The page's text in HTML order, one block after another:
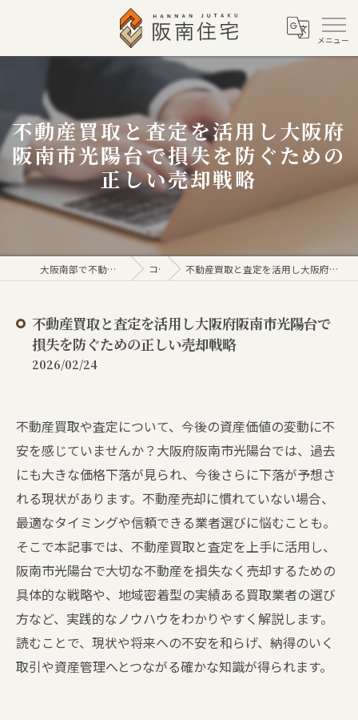
不動産買取と査定を活用し大阪府
阪南市光陽台で損失を防ぐための
正しい売却戦略
大阪南部で不動産売買なら株式会社阪南住宅 コラム 不動産買取と査定を活用し大阪府阪南市光陽台で損失を防ぐための正しい売却戦略
不動産買取と査定を活用し大阪府阪南市光陽台で
損失を防ぐための正しい売却戦略
2026/02/24
不動産買取や査定について、今後の資産価値の変動に不
安を感じていませんか？大阪府阪南市光陽台では、過去
にも大きな価格下落が見られ、今後さらに下落が予想さ
れる現状があります。不動産売却に慣れていない場合、
最適なタイミングや信頼できる業者選びに悩むことも。
そこで本記事では、不動産買取と査定を上手に活用し、
阪南市光陽台で大切な不動産を損失なく売却するための
具体的な戦略や、地域密着型の実績ある買取業者の選び
方など、実践的なノウハウをわかりやすく解説します。
読むことで、現状や将来への不安を和らげ、納得のいく
取引や資産管理へとつながる確かな知識が得られます。